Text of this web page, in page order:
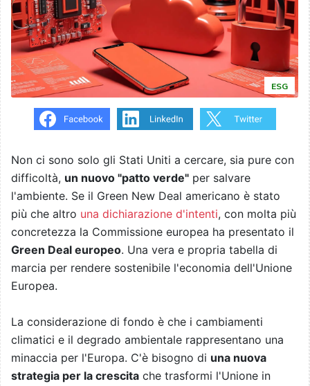
ESG
Non ci sono solo gli Stati Uniti a cercare, sia pure con
difficoltà, un nuovo "patto verde" per salvare
l'ambiente. Se il Green New Deal americano è stato
più che altro una dichiarazione d'intenti, con molta più
concretezza la Commissione europea ha presentato il
Green Deal europeo. Una vera e propria tabella di
marcia per rendere sostenibile l'economia dell'Unione
Europea.
La considerazione di fondo è che i cambiamenti
climatici e il degrado ambientale rappresentano una
minaccia per l'Europa. C'è bisogno di una nuova
strategia per la crescita che trasformi l'Unione in